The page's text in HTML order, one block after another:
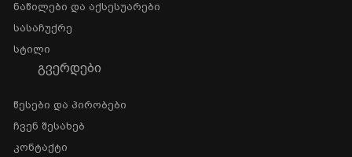
Ნაწილები Და Აქსესუარები
Სასაჩუქრე
Სტილი
ᲒᲕᲔᲠᲓᲔᲑᲘ
Წესები Და Პირობები
Ჩვენ Შესახებ
Კონტაქტი